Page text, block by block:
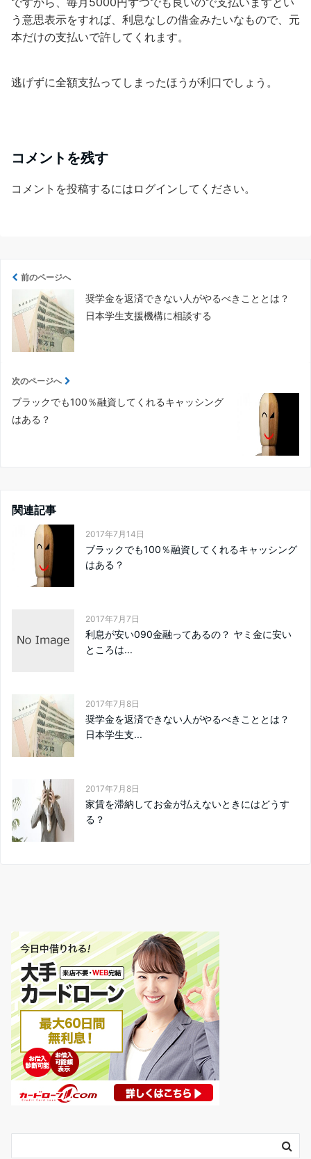
う意思表示をすれば、利息なしの借金みたいなもので、元
本だけの支払いで許してくれます。
逃げずに全額支払ってしまったほうが利口でしょう。
コメントを残す
コメントを投稿するには ログイン してください。
前のページへ
奨学金を返済できない人がやるべきこととは？
日本学生支援機構に相談する
次のページへ
ブラックでも100％融資してくれるキャッシング
はある？
関連記事
2017年7月14日
ブラックでも100％融資してくれるキャッシング
はある？
2017年7月7日
利息が安い090金融ってあるの？ ヤミ金に安い
ところは...
2017年7月8日
奨学金を返済できない人がやるべきこととは？
日本学生支...
2017年7月8日
家賃を滞納してお金が払えないときにはどうす
る？